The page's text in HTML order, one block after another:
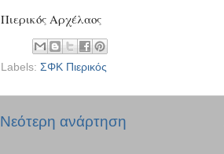
Πιερικός Αρχέλαος
Labels: ΣΦΚ Πιερικός
Νεότερη ανάρτηση